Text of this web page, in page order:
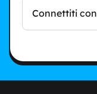
Connettiti con